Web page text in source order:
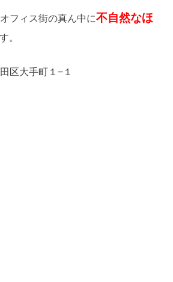
フィス街の真ん中に不自然なほ
。
区大手町１−１